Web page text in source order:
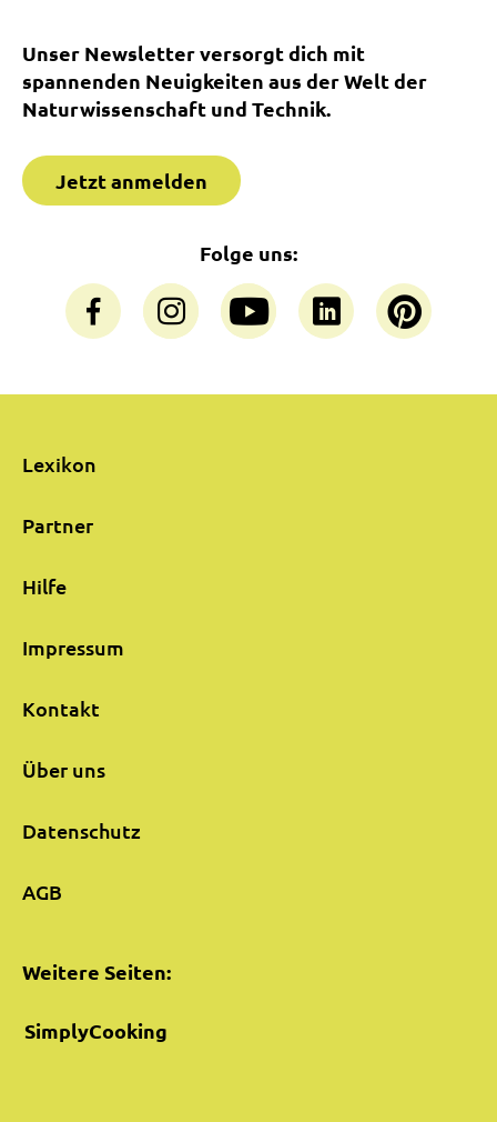
Unser Newsletter versorgt dich mit
spannenden Neuigkeiten aus der Welt der
Naturwissenschaft und Technik.
Jetzt anmelden
Folge uns:
Lexikon
Partner
Hilfe
Impressum
Kontakt
Über uns
Datenschutz
AGB
Weitere Seiten:
SimplyCooking